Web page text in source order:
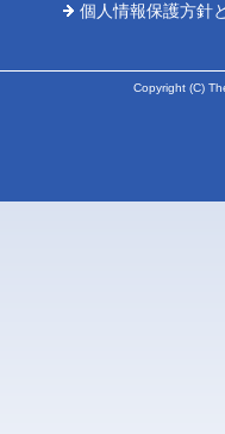
個人情報保護方針
Copyright (C)